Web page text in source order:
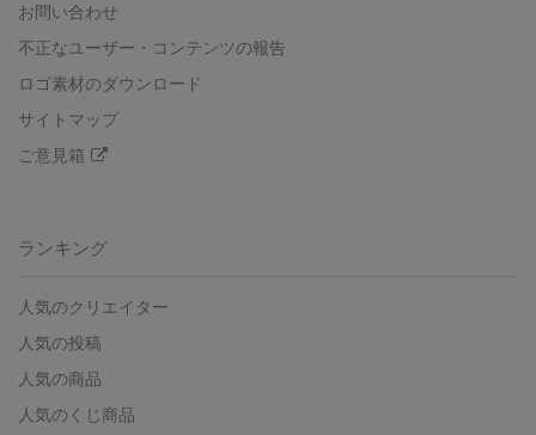
お問い合わせ
不正なユーザー・コンテンツの報告
ロゴ素材のダウンロード
サイトマップ
ご意見箱
ランキング
人気のクリエイター
人気の投稿
人気の商品
人気のくじ商品